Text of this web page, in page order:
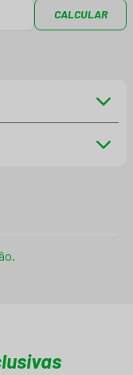
CALCULAR